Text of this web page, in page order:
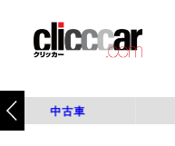
中古車